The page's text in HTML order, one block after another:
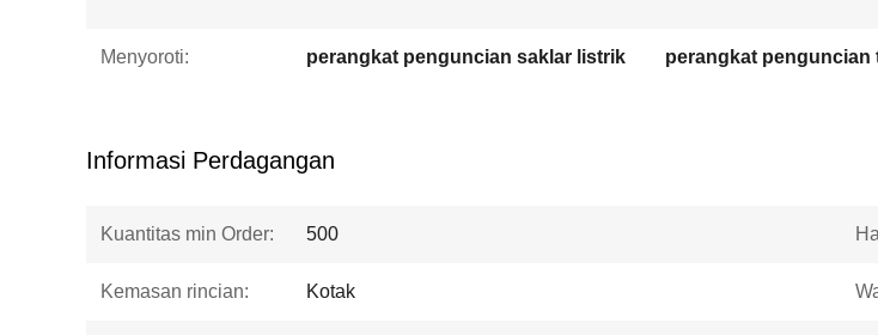
Menyoroti: perangkat penguncian saklar listrik perangkat penguncian
Informasi Perdagangan
Kuantitas min Order: 500
Kemasan rincian: Kotak